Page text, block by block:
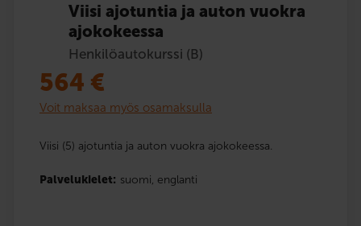
Viisi ajotuntia ja auton vuokra
ajokokeessa
Henkilöautokurssi (B)
564 €
Voit maksaa myös osamaksulla
Viisi (5) ajotuntia ja auton vuokra ajokokeessa.
Palvelukielet: suomi, englanti